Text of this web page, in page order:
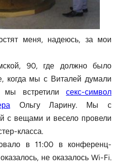
меня, надеюсь, за мои
90, где должно было
когда мы с Виталей думали
мы встретили секс-символ
Ольгу Ларину. Мы с
с вещами и весело провели
класса.
в 11:00 в конференц-
не оказалось Wi-Fi.